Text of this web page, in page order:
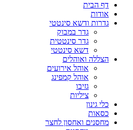
דף הבית
אודות
גדרות ודשא סינטטי
גדר במבוק
גדר סינטטית
דשא סינטטי
הצללה ואוהלים
אוהל אירועים
אוהל קמפינג
גזיבו
ציליות
כלי גינון
כסאות
מחסנים ואחסון לחצר